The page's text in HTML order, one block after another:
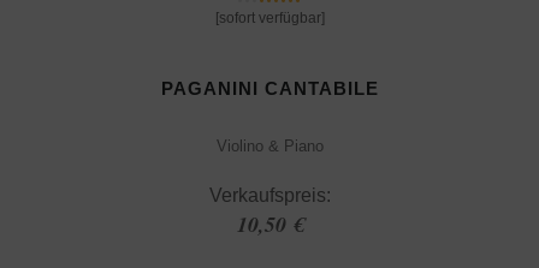
[sofort verfügbar]
PAGANINI CANTABILE
Violino & Piano
Verkaufspreis:
10,50 €